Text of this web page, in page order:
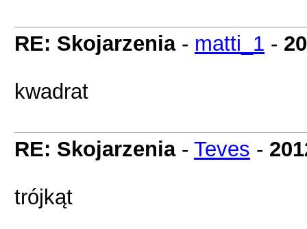
RE: Skojarzenia- matti_1 -
kwadrat
RE: Skojarzenia- Teves -
trójkąt